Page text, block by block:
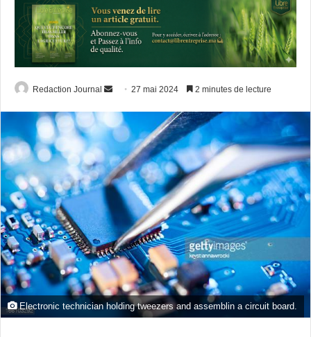
Redaction Journal
Envoyer
courriel
27 mai 2024 2 minutes de lecture
Electronic technician holding tweezers and assemblin a circuit board.